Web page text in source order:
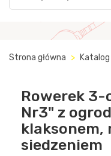
Strona główna Katalog
Rowerek 3-
Nr3" z
klaksonem,
siedzeniem